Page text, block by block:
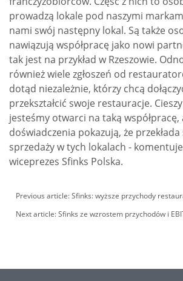
prowadzą lokale pod naszymi
nami swój następny lokal. Są także
nawiązują współpracę jako nowi
tak jest na przykład w Rzeszowie.
również wiele zgłoszeń od
dotąd niezależnie, którzy chcą
przekształcić swoje restauracje.
jesteśmy otwarci na taką współpracę,
doświadczenia pokazują, że
sprzedaży w tych lokalach -
wiceprezes Sfinks Polska.
Previous article: Sfinks: wyższe przychody
Next article: Sfinks ze wzrostem przychodów i